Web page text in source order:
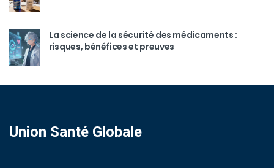
La science de la sécurité des médicaments :
risques, bénéfices et preuves
Union Santé Globale